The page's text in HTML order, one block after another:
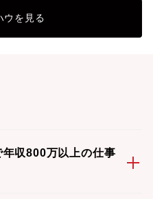
ウを見る
収800万以上の仕事